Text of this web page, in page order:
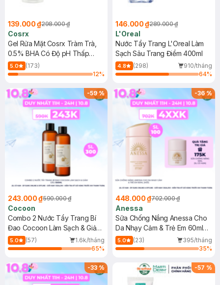
139.000 ₫298.000 ₫
Cosrx
Gel Rửa Mặt Cosrx Tràm Trà,
0.5% BHA Có Độ pH Thấp
150ml
5.0
(173)
12%
146.000 ₫289.000 ₫
L'Oreal
Nước Tẩy Trang L'Oreal Làm
Sạch Sâu Trang Điểm 400ml
4.8 (298)
910/tháng
64%
-59%
243.000 ₫590.000 ₫
Cocoon
Combo 2 Nước Tẩy Trang Bí
Đao Cocoon Làm Sạch & Giảm
Dầu 500ml
5.0 (57)
1.6k/tháng
65%
-36%
448.000 ₫702.000 ₫
Anessa
Sữa Chống Nắng Anessa Cho
Da Nhạy Cảm & Trẻ Em 60ml
(Mới)
5.0 (23)
395/tháng
35%
-33% -57 %